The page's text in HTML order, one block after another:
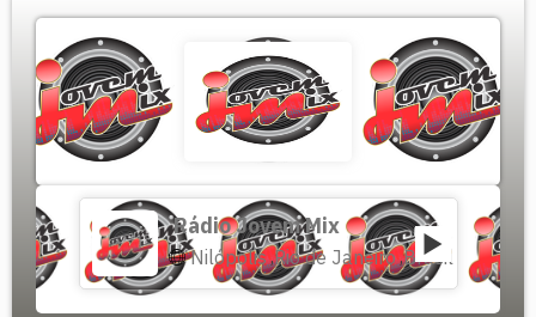
Rádio Jovem Mix
Nilópolis,Rio de Janeiro,Brasil